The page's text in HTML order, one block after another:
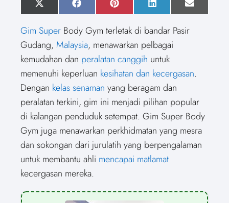
S
h
r
o
n
X
(
w
t
t
e
r
)
S
h
r
e
o
n
F
a
e
b
o
o
k
S
h
r
o
n
P
i
t
r
e
s
t
S
h
r
o
n
L
i
k
d
I
n
S
h
E
m
Gim Super Body Gym terletak di bandar Pasir
Gudang, Malaysia, menawarkan pelbagai
kemudahan dan peralatan canggih untuk
memenuhi keperluan kesihatan dan kecergasan.
Dengan kelas senaman yang beragam dan
peralatan terkini, gim ini menjadi pilihan popular
di kalangan penduduk setempat. Gim Super Body
Gym juga menawarkan perkhidmatan yang mesra
dan sokongan dari jurulatih yang berpengalaman
untuk membantu ahli mencapai matlamat
kecergasan mereka.